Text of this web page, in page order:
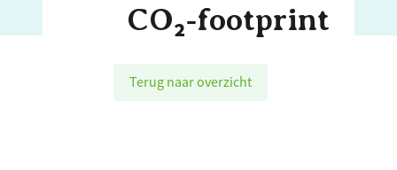
CO₂‑footprint
Terug naar overzicht